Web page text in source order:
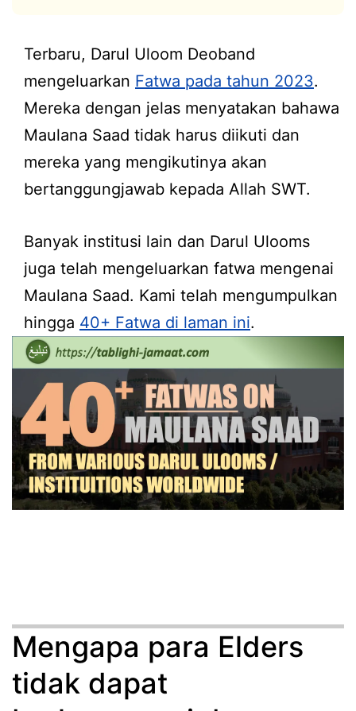
Terbaru, Darul Uloom Deoband
mengeluarkan Fatwa pada tahun 2023.
Mereka dengan jelas menyatakan bahawa
Maulana Saad tidak harus diikuti dan
mereka yang mengikutinya akan
bertanggungjawab kepada Allah SWT.
Banyak institusi lain dan Darul Ulooms
juga telah mengeluarkan fatwa mengenai
Maulana Saad. Kami telah mengumpulkan
hingga 40+ Fatwa di laman ini.
Mengapa para Elders
tidak dapat